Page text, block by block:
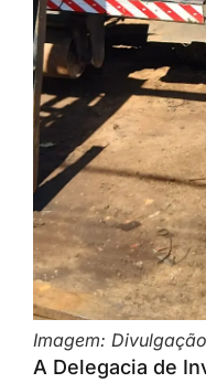
Imagem:
A Delegacia de